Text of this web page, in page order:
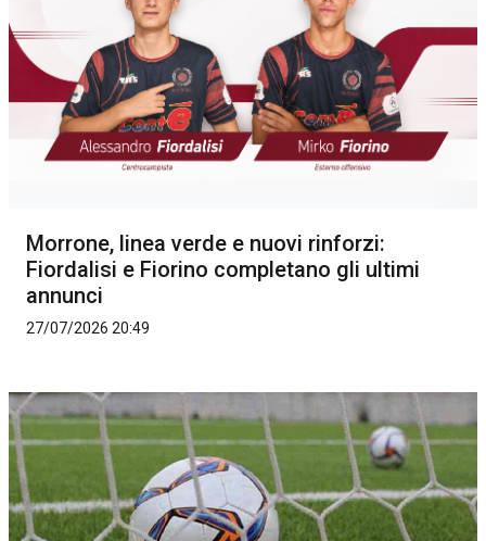
Morrone, linea verde e nuovi rinforzi:
Fiordalisi e Fiorino completano gli ultimi
annunci
27/07/2026 20:49